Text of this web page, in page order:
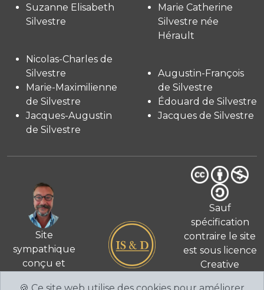
Suzanne Elisabeth
Silvestre
Marie Catherine
Silvestre née
Hérault
Nicolas-Charles de
Silvestre
Marie-Maximilienne
de Silvestre
Jacques-Augustin
de Silvestre
Augustin-François
de Silvestre
Édouard de Silvestre
Jacques de Silvestre
Site
sympathique
conçu et
© 2026
Sauf
spécification
contraire le site
est sous licence
Creative